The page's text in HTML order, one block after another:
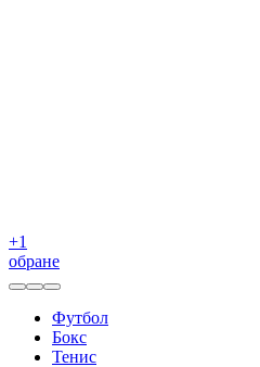
+1
обране
Футбол
Бокс
Тенис